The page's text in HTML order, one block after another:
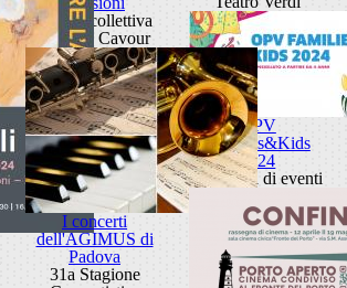
Mostra collettiva
Galleria Cavour
OPV
Families&Kids
2024
Rassegna di eventi
I concerti
dell'AGIMUS di
Padova
31a Stagione